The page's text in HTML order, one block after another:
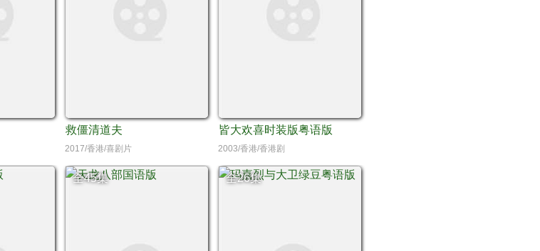
救僵清道夫
2017/香港/喜剧片
皆大欢喜时装版粤语版
2003/香港/香港剧
全45集 全26集